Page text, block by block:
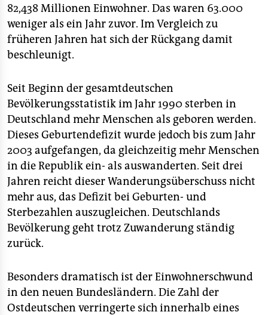
82,438 Millionen Einwohner. Das waren 63.000
weniger als ein Jahr zuvor. Im Vergleich zu
früheren Jahren hat sich der Rückgang damit
beschleunigt.
Seit Beginn der gesamtdeutschen
Bevölkerungsstatistik im Jahr 1990 sterben in
Deutschland mehr Menschen als geboren werden.
Dieses Geburtendefizit wurde jedoch bis zum Jahr
2003 aufgefangen, da gleichzeitig mehr Menschen
in die Republik ein- als auswanderten. Seit drei
Jahren reicht dieser Wanderungsüberschuss nicht
mehr aus, das Defizit bei Geburten- und
Sterbezahlen auszugleichen. Deutschlands
Bevölkerung geht trotz Zuwanderung ständig
zurück.
Besonders dramatisch ist der Einwohnerschwund
in den neuen Bundesländern. Die Zahl der
Ostdeutschen verringerte sich innerhalb eines